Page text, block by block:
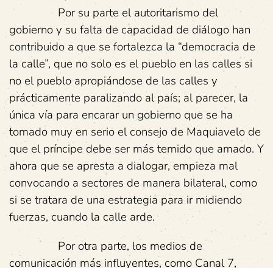
Por su parte el autoritarismo del
gobierno y su falta de capacidad de diálogo han
contribuido a que se fortalezca la “democracia de
la calle”, que no solo es el pueblo en las calles si
no el pueblo apropiándose de las calles y
prácticamente paralizando al país; al parecer, la
única vía para encarar un gobierno que se ha
tomado muy en serio el consejo de Maquiavelo de
que el príncipe debe ser más temido que amado. Y
ahora que se apresta a dialogar, empieza mal
convocando a sectores de manera bilateral, como
si se tratara de una estrategia para ir midiendo
fuerzas, cuando la calle arde.
Por otra parte, los medios de
comunicación más influyentes, como Canal 7,